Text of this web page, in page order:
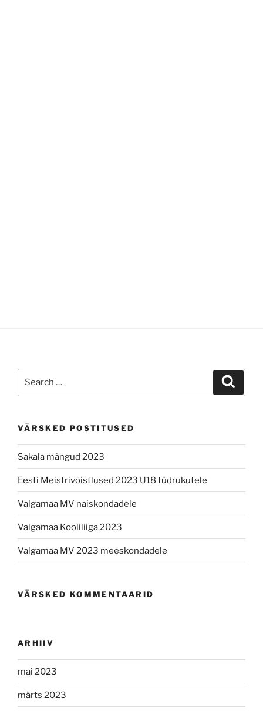
VÄRSKED POSTITUSED
Sakala mängud 2023
Eesti Meistrivõistlused 2023 U18 tüdrukutele
Valgamaa MV naiskondadele
Valgamaa Kooliliiga 2023
Valgamaa MV 2023 meeskondadele
VÄRSKED KOMMENTAARID
ARHIIV
mai 2023
märts 2023